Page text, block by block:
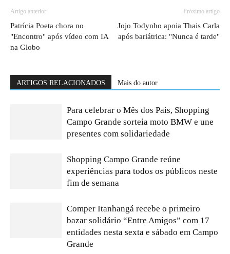
Artigo anterior
Patrícia Poeta chora no
"Encontro" após vídeo com IA
na Globo
Próximo artigo
Jojo Todynho apoia Thais Carla
após bariátrica: "Nunca é tarde"
ARTIGOS RELACIONADOS Mais do autor
Para celebrar o Mês dos Pais, Shopping
Campo Grande sorteia moto BMW e une
presentes com solidariedade
Shopping Campo Grande reúne
experiências para todos os públicos neste
fim de semana
Comper Itanhangá recebe o primeiro
bazar solidário “Entre Amigos” com 17
entidades nesta sexta e sábado em Campo
Grande